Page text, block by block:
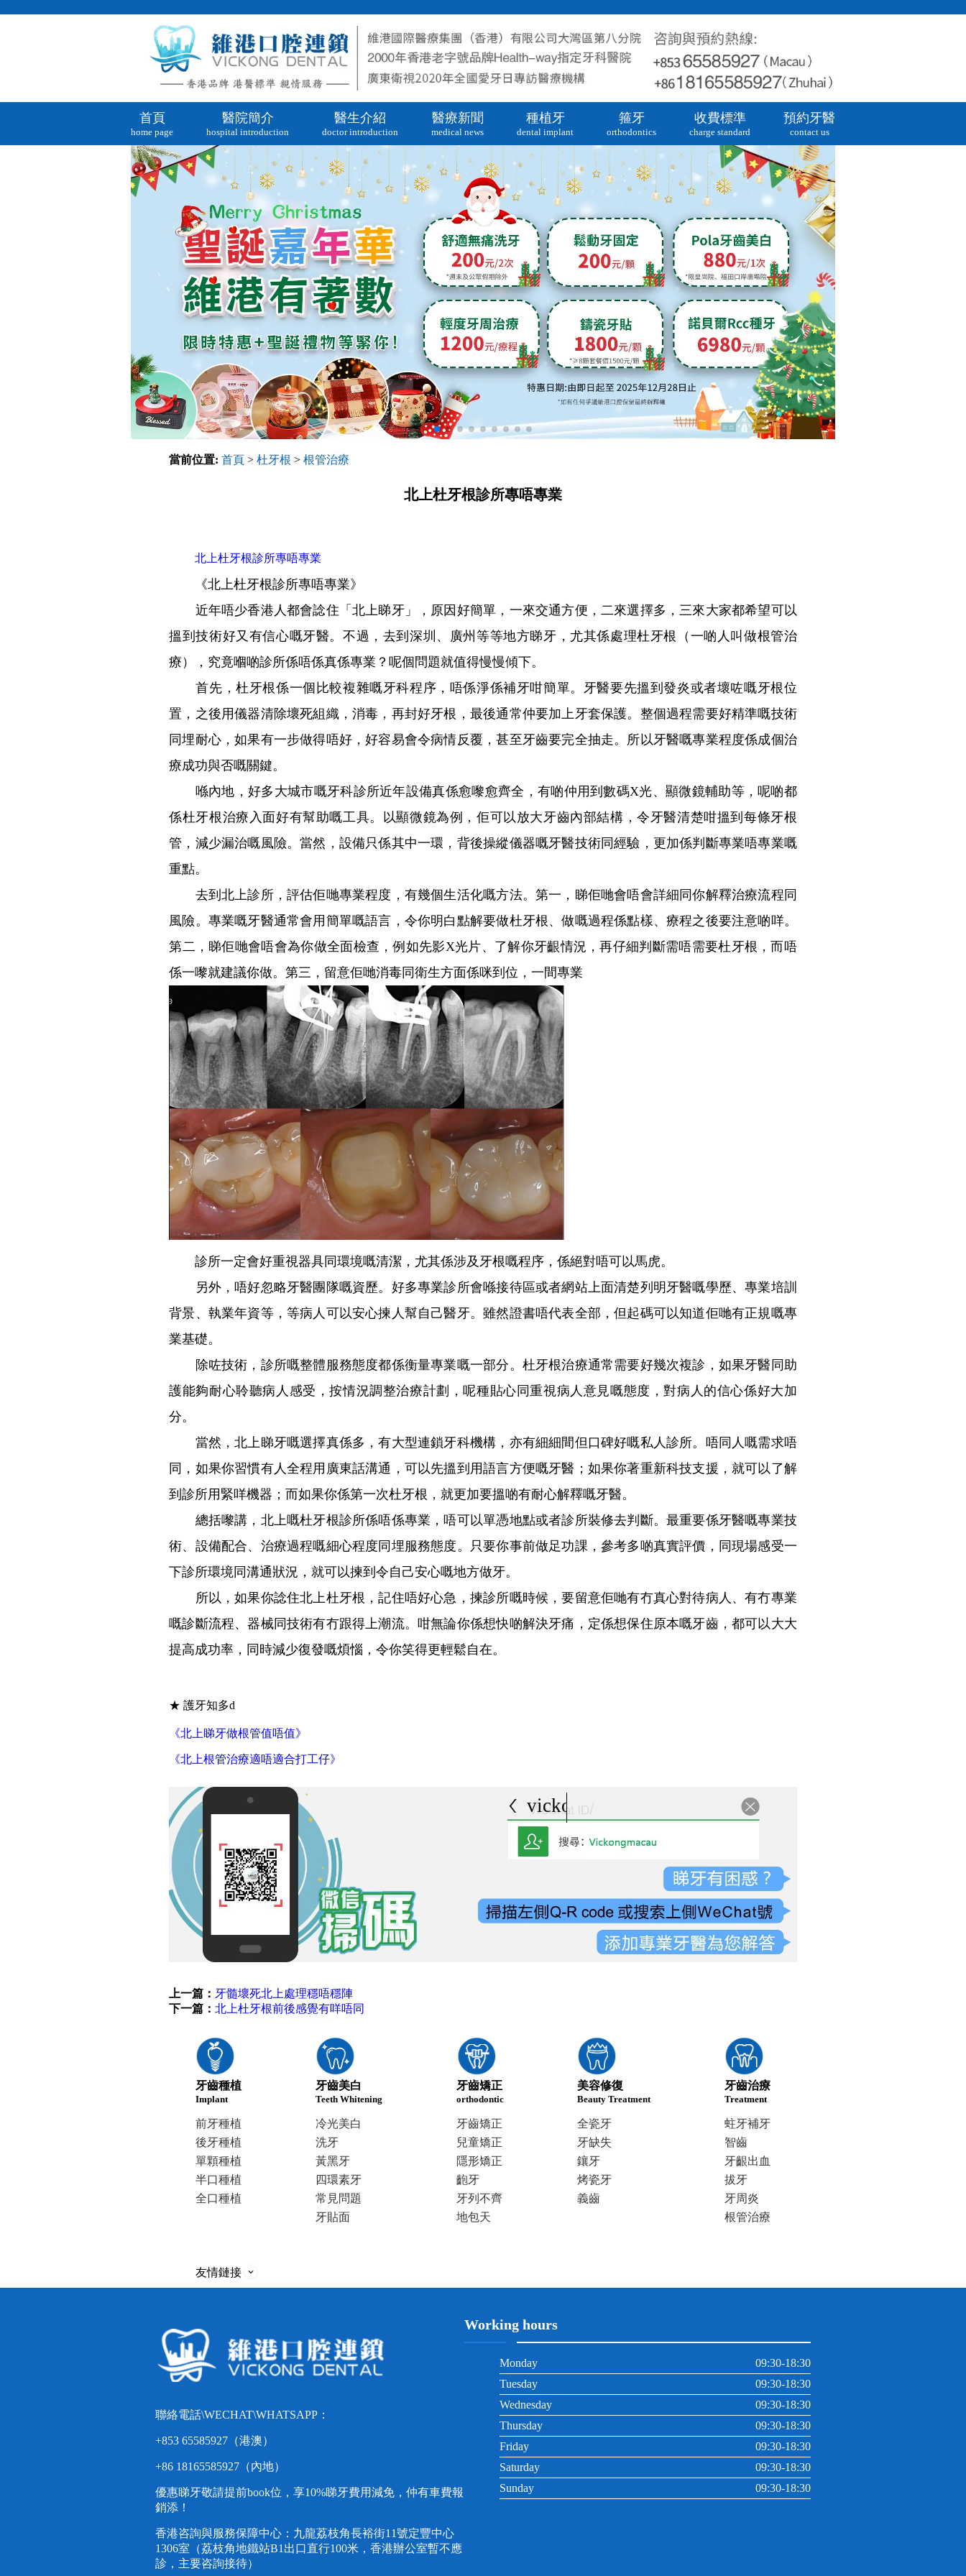
首頁
home page
醫院簡介
hospital introduction
醫生介紹
doctor introduction
醫療新聞
medical news
種植牙
dental implant
箍牙
orthodontics
收費標準
charge standard
預約牙醫
contact us
當前位置: 首頁 >杜牙根 >根管治療
北上杜牙根診所專唔專業
北上杜牙根診所專唔專業
《北上杜牙根診所專唔專業》
近年唔少香港人都會諗住「北上睇牙」，原因好簡單，一來交通方便，二來選擇多，三來大家都希望可以
搵到技術好又有信心嘅牙醫。不過，去到深圳、廣州等等地方睇牙，尤其係處理杜牙根（一啲人叫做根管治
療），究竟嗰啲診所係唔係真係專業？呢個問題就值得慢慢傾下。
首先，杜牙根係一個比較複雜嘅牙科程序，唔係淨係補牙咁簡單。牙醫要先搵到發炎或者壞咗嘅牙根位
置，之後用儀器清除壞死組織，消毒，再封好牙根，最後通常仲要加上牙套保護。整個過程需要好精準嘅技術
同埋耐心，如果有一步做得唔好，好容易會令病情反覆，甚至牙齒要完全抽走。所以牙醫嘅專業程度係成個治
療成功與否嘅關鍵。
喺內地，好多大城市嘅牙科診所近年設備真係愈嚟愈齊全，有啲仲用到數碼X光、顯微鏡輔助等，呢啲都
係杜牙根治療入面好有幫助嘅工具。以顯微鏡為例，佢可以放大牙齒內部結構，令牙醫清楚咁搵到每條牙根
管，減少漏治嘅風險。當然，設備只係其中一環，背後操縱儀器嘅牙醫技術同經驗，更加係判斷專業唔專業嘅
重點。
去到北上診所，評估佢哋專業程度，有幾個生活化嘅方法。第一，睇佢哋會唔會詳細同你解釋治療流程同
風險。專業嘅牙醫通常會用簡單嘅語言，令你明白點解要做杜牙根、做嘅過程係點樣、療程之後要注意啲咩。
第二，睇佢哋會唔會為你做全面檢查，例如先影X光片、了解你牙齦情況，再仔細判斷需唔需要杜牙根，而唔
係一嚟就建議你做。第三，留意佢哋消毒同衛生方面係咪到位，一間專業
診所一定會好重視器具同環境嘅清潔，尤其係涉及牙根嘅程序，係絕對唔可以馬虎。
另外，唔好忽略牙醫團隊嘅資歷。好多專業診所會喺接待區或者網站上面清楚列明牙醫嘅學歷、專業培訓
背景、執業年資等，等病人可以安心揀人幫自己醫牙。雖然證書唔代表全部，但起碼可以知道佢哋有正規嘅專
業基礎。
除咗技術，診所嘅整體服務態度都係衡量專業嘅一部分。杜牙根治療通常需要好幾次複診，如果牙醫同助
護能夠耐心聆聽病人感受，按情況調整治療計劃，呢種貼心同重視病人意見嘅態度，對病人的信心係好大加
分。
當然，北上睇牙嘅選擇真係多，有大型連鎖牙科機構，亦有細細間但口碑好嘅私人診所。唔同人嘅需求唔
同，如果你習慣有人全程用廣東話溝通，可以先搵到用語言方便嘅牙醫；如果你著重新科技支援，就可以了解
到診所用緊咩機器；而如果你係第一次杜牙根，就更加要搵啲有耐心解釋嘅牙醫。
總括嚟講，北上嘅杜牙根診所係唔係專業，唔可以單憑地點或者診所裝修去判斷。最重要係牙醫嘅專業技
術、設備配合、治療過程嘅細心程度同埋服務態度。只要你事前做足功課，參考多啲真實評價，同現場感受一
下診所環境同溝通狀況，就可以揀到令自己安心嘅地方做牙。
所以，如果你諗住北上杜牙根，記住唔好心急，揀診所嘅時候，要留意佢哋有冇真心對待病人、有冇專業
嘅診斷流程、器械同技術有冇跟得上潮流。咁無論你係想快啲解決牙痛，定係想保住原本嘅牙齒，都可以大大
提高成功率，同時減少復發嘅煩惱，令你笑得更輕鬆自在。
★ 護牙知多d
《北上睇牙做根管值唔值》
《北上根管治療適唔適合打工仔》
vickongmacau
上一篇： 牙髓壞死北上處理穩唔穩陣
下一篇：北上杜牙根前後感覺有咩唔同
牙齒種植
Implant
前牙種植
後牙種植
單顆種植
半口種植
全口種植
牙齒美白
Teeth Whitening
冷光美白
洗牙
黃黑牙
四環素牙
常見問題
牙貼面
牙齒矯正
orthodontic
牙齒矯正
兒童矯正
隱形矯正
齙牙
牙列不齊
地包天
美容修復
Beauty Treatment
全瓷牙
牙缺失
鑲牙
烤瓷牙
義齒
牙齒治療
Treatment
蛀牙補牙
智齒
牙齦出血
拔牙
牙周炎
根管治療
友情鏈接
聯絡電話\WECHAT\WHATSAPP：
+853 65585927（港澳）
+86 18165585927（內地）
優惠睇牙敬請提前book位，享10%睇牙費用減免，仲有車費報
銷添！
香港咨詢與服務保障中心：九龍荔枝角長裕街11號定豐中心
1306室（荔枝角地鐵站B1出口直行100米，香港辦公室暫不應
診，主要咨詢接待）
Working hours
Monday
09:30-18:30
Tuesday
09:30-18:30
Wednesday
09:30-18:30
Thursday
09:30-18:30
Friday
09:30-18:30
Saturday
09:30-18:30
Sunday
09:30-18:30